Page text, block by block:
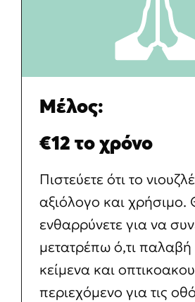
Μέλος:
€12 το χρόνο
Πιστεύετε ότι το
αξιόλογο και χρήσιμο.
ενθαρρύνετε για να
μετατρέπω ό,τι
κείμενα και
περιεχόμενο για τις